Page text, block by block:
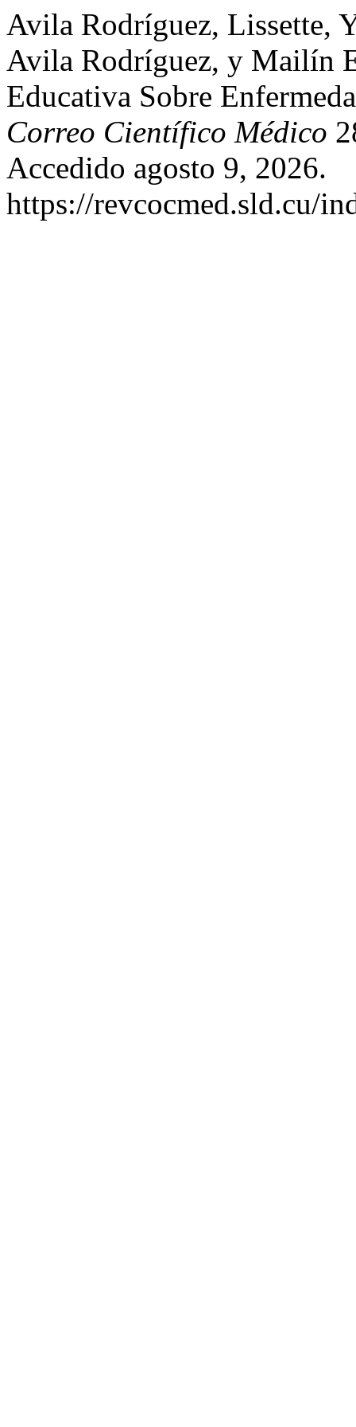
Avila Rodríguez, Lissette,
Avila Rodríguez, y Mailín
Educativa Sobre
Correo Científico Médico
Accedido agosto 9, 2026.
https://revcocmed.sld.cu/